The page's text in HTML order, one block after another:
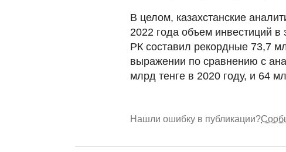
В целом, казахстанские
2022 года объем инвестиций
РК составил рекордные 73,7
выражении по сравнению с
млрд тенге в 2020 году, и 64
Нашли ошибку в публикации?